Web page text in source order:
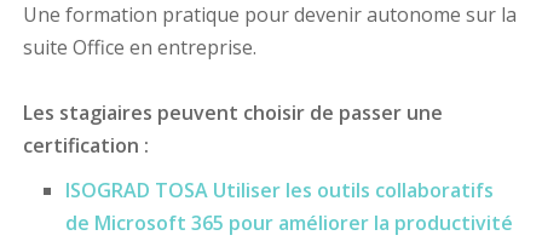
Une formation pratique pour devenir autonome sur la
suite Office en entreprise.
Les stagiaires peuvent choisir de passer une
certification :
ISOGRAD TOSA Utiliser les outils collaboratifs
de Microsoft 365 pour améliorer la productivité